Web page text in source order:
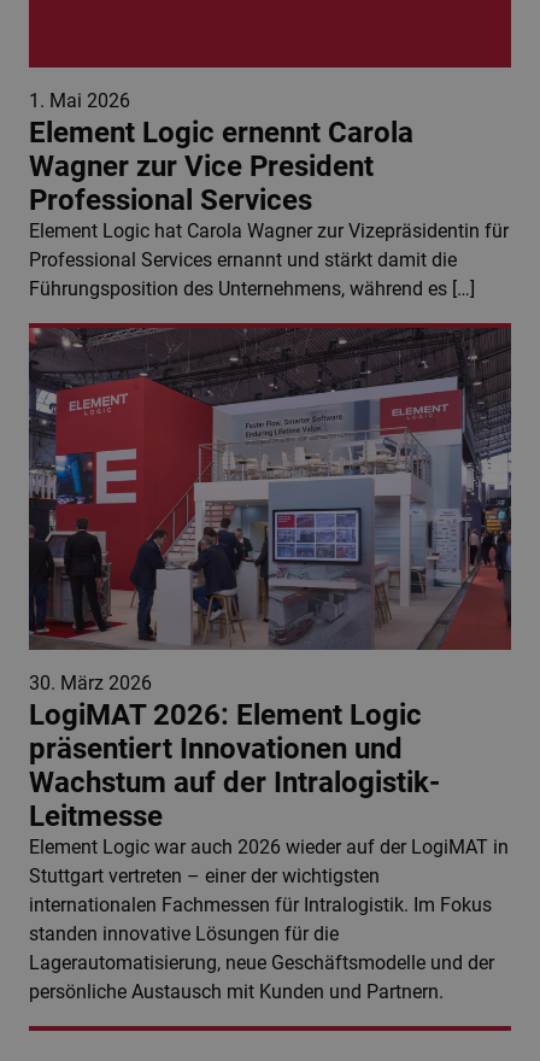
1. Mai 2026
Element Logic ernennt Carola
Wagner zur Vice President
Professional Services
Element Logic hat Carola Wagner zur Vizepräsidentin für
Professional Services ernannt und stärkt damit die
Führungsposition des Unternehmens, während es […]
30. März 2026
LogiMAT 2026: Element Logic
präsentiert Innovationen und
Wachstum auf der Intralogistik-
Leitmesse
Element Logic war auch 2026 wieder auf der LogiMAT in
Stuttgart vertreten – einer der wichtigsten
internationalen Fachmessen für Intralogistik. Im Fokus
standen innovative Lösungen für die
Lagerautomatisierung, neue Geschäftsmodelle und der
persönliche Austausch mit Kunden und Partnern.